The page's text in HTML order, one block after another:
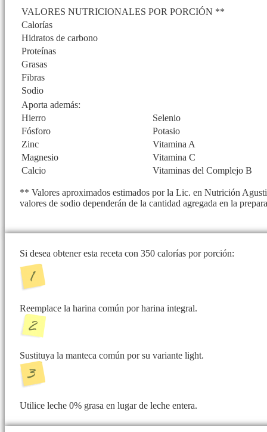
VALORES NUTRICIONALES POR PORCIÓN **
Calorías
Hidratos de carbono
Proteínas
Grasas
Fibras
Sodio
Aporta además:
Hierro
Selenio
Fósforo
Potasio
Zinc
Vitamina A
Magnesio
Vitamina C
Calcio
Vitaminas del Complejo B
** Valores aproximados estimados por la Lic. en Nutrición
valores de sodio dependerán de la cantidad agregada en la
Si desea obtener esta receta con 350 calorías por porción:
Reemplace la harina común por harina integral.
Sustituya la manteca común por su variante light.
Utilice leche 0% grasa en lugar de leche entera.